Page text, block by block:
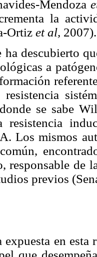
Mendoza
la
Ortiz et al, 2007).
ha descubierto
a
se sabe
resistencia
Los mismos
responsable de
previos
expuesta en